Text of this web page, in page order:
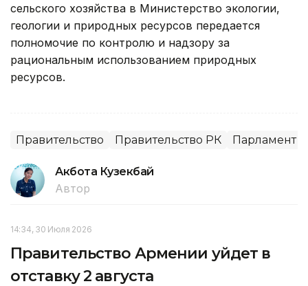
сельского хозяйства в Министерство экологии,
геологии и природных ресурсов передается
полномочие по контролю и надзору за
рациональным использованием природных
ресурсов.
Правительство Правительство РК Парламент
Акбота Кузекбай
Автор
14:34, 30 Июля 2026
Правительство Армении уйдет в
отставку 2 августа